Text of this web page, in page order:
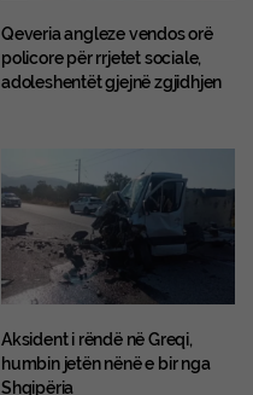
Qeveria angleze vendos orë
policore për rrjetet sociale,
adoleshentët gjejnë zgjidhjen
Aksident i rëndë në Greqi,
humbin jetën nënë e bir nga
Shqipëria